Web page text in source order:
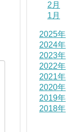
2月
1月
2025年
2024年
2023年
2022年
2021年
2020年
2019年
2018年